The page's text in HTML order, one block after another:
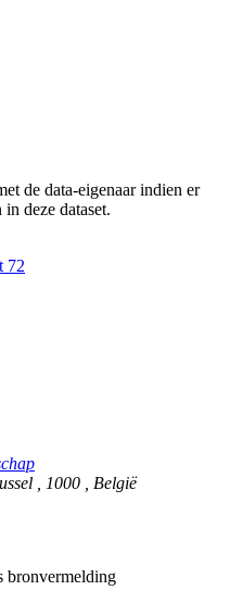
de data-eigenaar indien er
deze dataset.
72
, 1000 , België
bronvermelding